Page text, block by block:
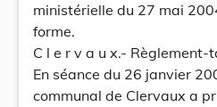
ministérielle du 27 mai
forme.
C l e r v a u x.- Règlement-
En séance du 26 janvier
communal de Clervaux a